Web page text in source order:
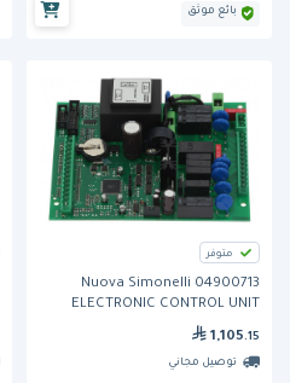
بائع موثق
متوفر
Nuova Simonelli 04900713
ELECTRONIC CONTROL UNIT
1,105 .15
توصيل مجاني